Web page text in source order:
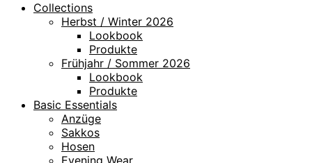
Collections
Herbst / Winter 2026
Lookbook
Produkte
Frühjahr / Sommer 2026
Lookbook
Produkte
Basic Essentials
Anzüge
Sakkos
Hosen